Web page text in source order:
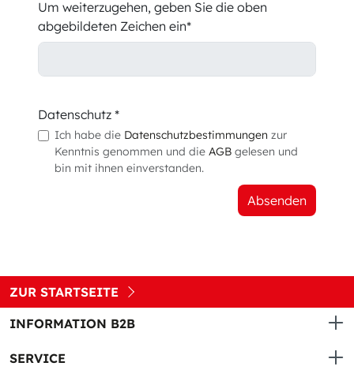
Um weiterzugehen, geben Sie die oben
abgebildeten Zeichen ein*
Datenschutz *
Ich habe die Datenschutzbestimmungen zur
Kenntnis genommen und die AGB gelesen und
bin mit ihnen einverstanden.
Absenden
ZUR STARTSEITE
INFORMATION B2B
SERVICE